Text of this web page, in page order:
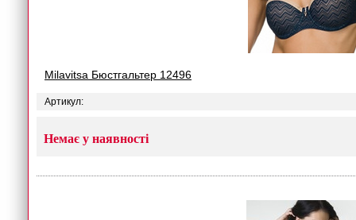
Milavitsa Бюстгальтер 12496
Артикул:
Немає у наявності